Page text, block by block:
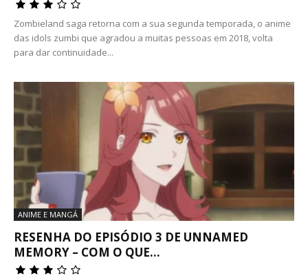
Zombieland saga retorna com a sua segunda temporada, o anime
das idols zumbi que agradou a muitas pessoas em 2018, volta
para dar continuidade...
ANIME E MANGÁ
RESENHA DO EPISÓDIO 3 DE UNNAMED
MEMORY – COM O QUE...